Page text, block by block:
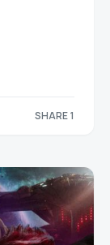
SHARE 1